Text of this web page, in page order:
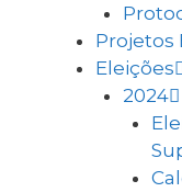
Projetos
Eleições
2024